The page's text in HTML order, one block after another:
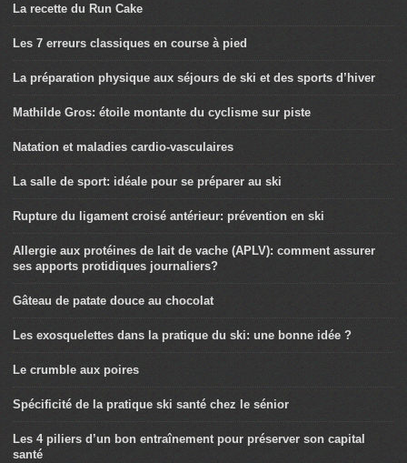
La recette du Run Cake
Les 7 erreurs classiques en course à pied
La préparation physique aux séjours de ski et des sports d’hiver
Mathilde Gros: étoile montante du cyclisme sur piste
Natation et maladies cardio-vasculaires
La salle de sport: idéale pour se préparer au ski
Rupture du ligament croisé antérieur: prévention en ski
Allergie aux protéines de lait de vache (APLV): comment assurer
ses apports protidiques journaliers?
Gâteau de patate douce au chocolat
Les exosquelettes dans la pratique du ski: une bonne idée ?
Le crumble aux poires
Spécificité de la pratique ski santé chez le sénior
Les 4 piliers d’un bon entraînement pour préserver son capital
santé